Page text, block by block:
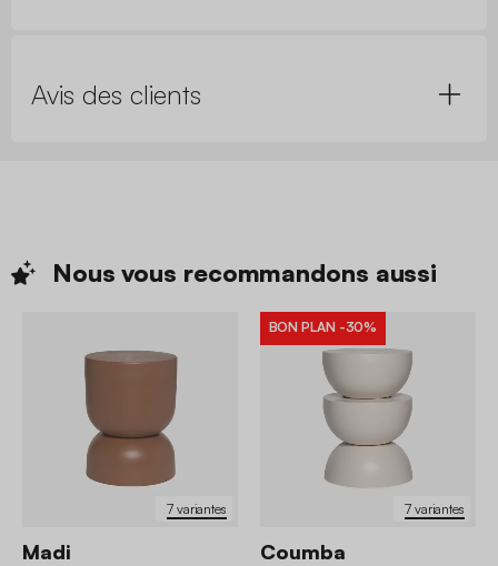
Avis des clients
Nous vous recommandons aussi
7 variantes
Madi
7 variantes
BON PLAN -30%
Coumba